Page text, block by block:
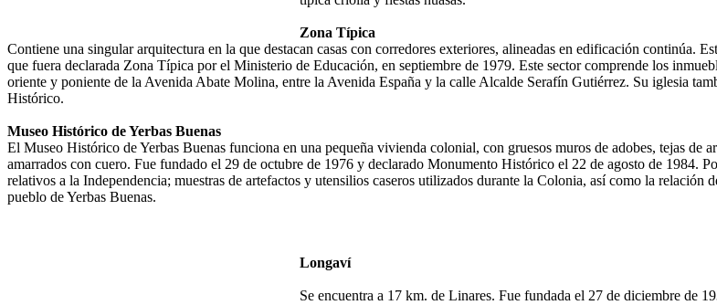
Zona Típica
Contiene una singular arquitectura en la que destacan casas con corredores exteriores, alineadas en edificación continúa.
que fuera declarada Zona Típica por el Ministerio de Educación, en septiembre de 1979. Este sector comprende los
oriente y poniente de la Avenida Abate Molina, entre la Avenida España y la calle Alcalde Serafín Gutiérrez. Su iglesia
Histórico.
Museo Histórico de Yerbas Buenas
El Museo Histórico de Yerbas Buenas funciona en una pequeña vivienda colonial, con gruesos muros de adobes, tejas de
amarrados con cuero. Fue fundado el 29 de octubre de 1976 y declarado Monumento Histórico el 22 de agosto de 1984.
relativos a la Independencia; muestras de artefactos y utensilios caseros utilizados durante la Colonia, así como la relación
pueblo de Yerbas Buenas.
Longaví
Se encuentra a 17 km. de Linares. Fue fundada el 27 de diciembre de